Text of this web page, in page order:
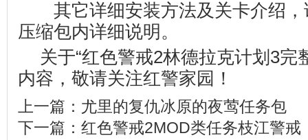
其它详细安装方法及关卡介绍，
压缩包内详细说明。
关于“红色警戒2林德拉克计划3完
内容，敬请关注红警家园 ！
上一篇： 尤里的复仇冰原的夜莺任务包
下一篇： 红色警戒2MOD类任务枝江警戒